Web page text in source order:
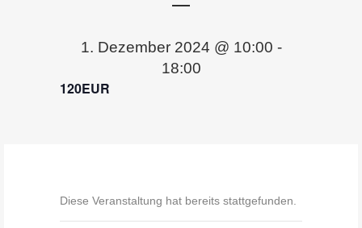
1. Dezember 2024 @ 10:00 -
18:00
120EUR
Diese Veranstaltung hat bereits stattgefunden.